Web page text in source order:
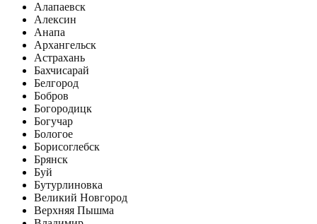
Алапаевск
Алексин
Анапа
Архангельск
Астрахань
Бахчисарай
Белгород
Бобров
Богородицк
Богучар
Бологое
Борисоглебск
Брянск
Буй
Бутурлиновка
Великий Новгород
Верхняя Пышма